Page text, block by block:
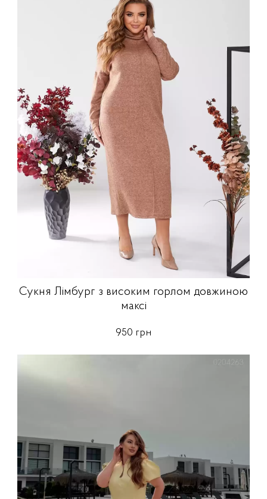
Сукня Лімбург з високим горлом довжиною
максі
950 грн